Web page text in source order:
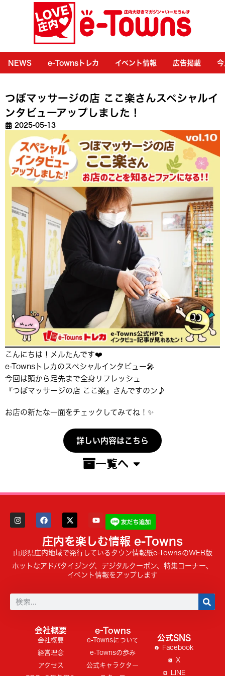
NEWS e-Townsトレカ イベント情報 広告掲載
つぼマッサージの店 ここ楽さんスペシャルイ
ンタビューアップしました！
2025-05-13
こんにちは！メルたんです❤️
e-Townsトレカのスペシャルインタビュー🎤
今回は頭から足先まで全身リフレッシュ
『つぼマッサージの店 ここ楽』さんですのン♪
お店の新たな一面をチェックしてみてね！✨
詳しい内容はこちら
一覧へ
庄内を楽しむ情報 e-Towns
山形県庄内地域で発行しているタウン情報紙e-TownsのWEB版
ホットなアドバタイジング、デジタルクーポン、特集コーナー、
イベント情報をアップします
会社概要
会社概要
経営理念
アクセス
e-Towns
e-Townsについて
e-Townsの歩み
公式キャラクター
公式SNS
Facebook
X
LINE